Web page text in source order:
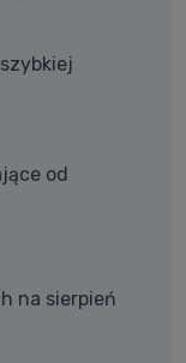
od
na sierpień